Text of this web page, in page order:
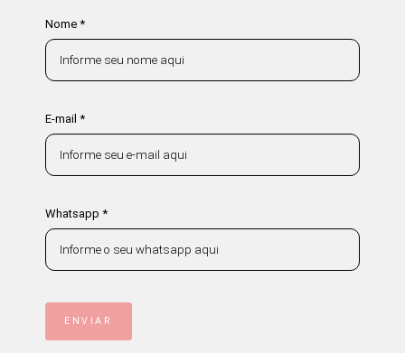
Nome *
E-mail *
Whatsapp *
ENVIAR